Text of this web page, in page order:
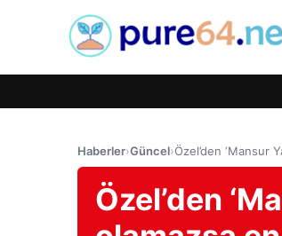
Haberler›Güncel›Özel’den ‘Mansur
Özel’den